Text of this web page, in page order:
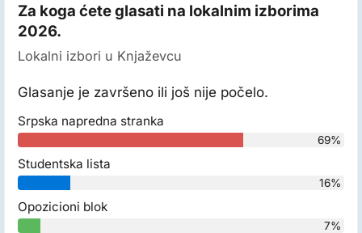
Za koga ćete glasati na lokalnim izborima
2026.
Lokalni izbori u Knjaževcu
Glasanje je završeno ili još nije počelo.
Srpska napredna stranka
69%
Studentska lista
16%
Opozicioni blok
7%